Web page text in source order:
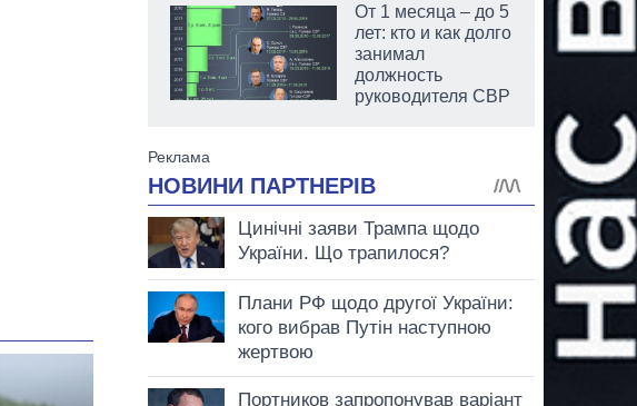
От 1 месяца – до 5
лет: кто и как долго
занимал
должность
руководителя СВР